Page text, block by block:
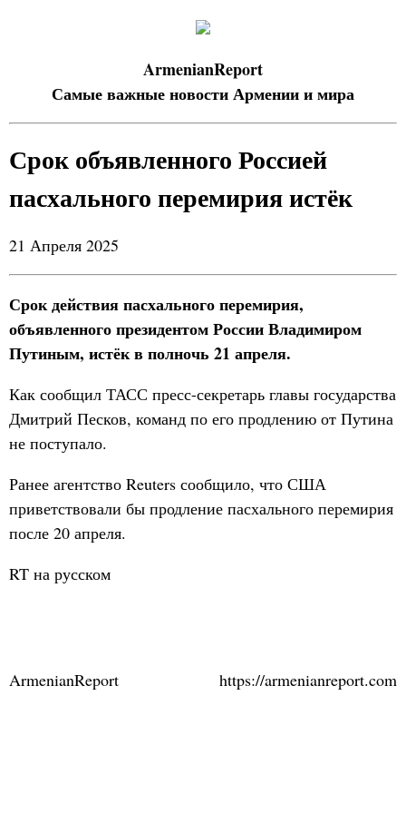
ArmenianReport
Самые важные новости Армении и мира
Срок объявленного Россией
пасхального перемирия истёк
21 Апреля 2025
Срок действия пасхального перемирия,
объявленного президентом России Владимиром
Путиным, истёк в полночь 21 апреля.
Как сообщил ТАСС пресс-секретарь главы государства
Дмитрий Песков, команд по его продлению от Путина
не поступало.
Ранее агентство Reuters сообщило, что США
приветствовали бы продление пасхального перемирия
после 20 апреля.
RT на русском
ArmenianReport https://armenianreport.com